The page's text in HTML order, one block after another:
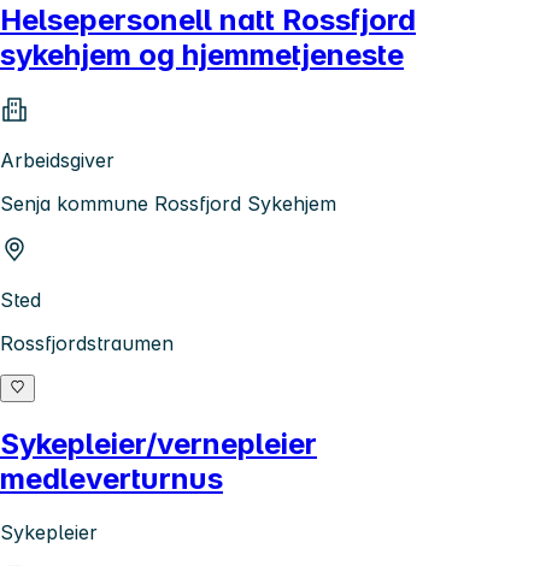
Helsepersonell natt Rossfjord
sykehjem og hjemmetjeneste
Arbeidsgiver
Senja kommune Rossfjord Sykehjem
Sted
Rossfjordstraumen
Sykepleier/vernepleier
medleverturnus
Sykepleier